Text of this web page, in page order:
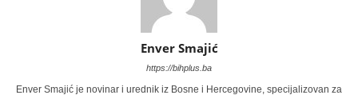
Enver Smajić
https://bihplus.ba
Enver Smajić je novinar i urednik iz Bosne i Hercegovine, specijalizovan za